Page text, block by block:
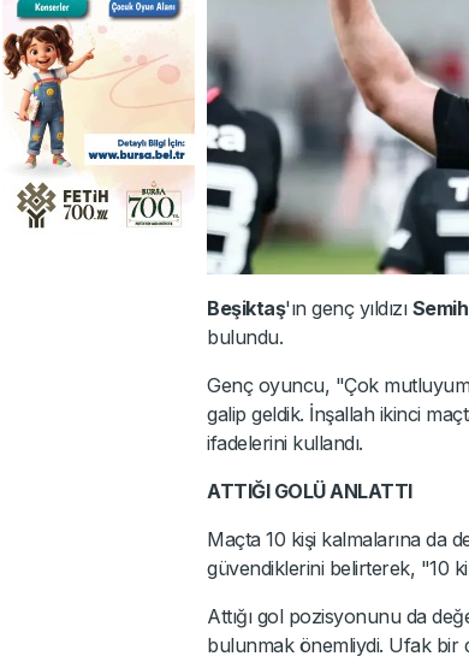
Beşiktaş'ın genç yıldızı Semih
bulundu.
Genç oyuncu, "Çok mutluyum
galip geldik. İnşallah ikinci
ifadelerini kullandı.
ATTIĞI GOLÜ ANLATTI
Maçta 10 kişi kalmalarına da
güvendiklerini belirterek, "10
Attığı gol pozisyonunu da
bulunmak önemliydi. Ufak bir